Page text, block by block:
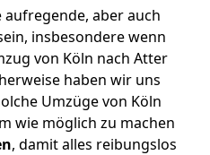
aufregende, aber auch
insbesondere wenn
von Köln nach Atter
haben wir uns
Umzüge von Köln
wie möglich zu machen
, damit alles reibungslos